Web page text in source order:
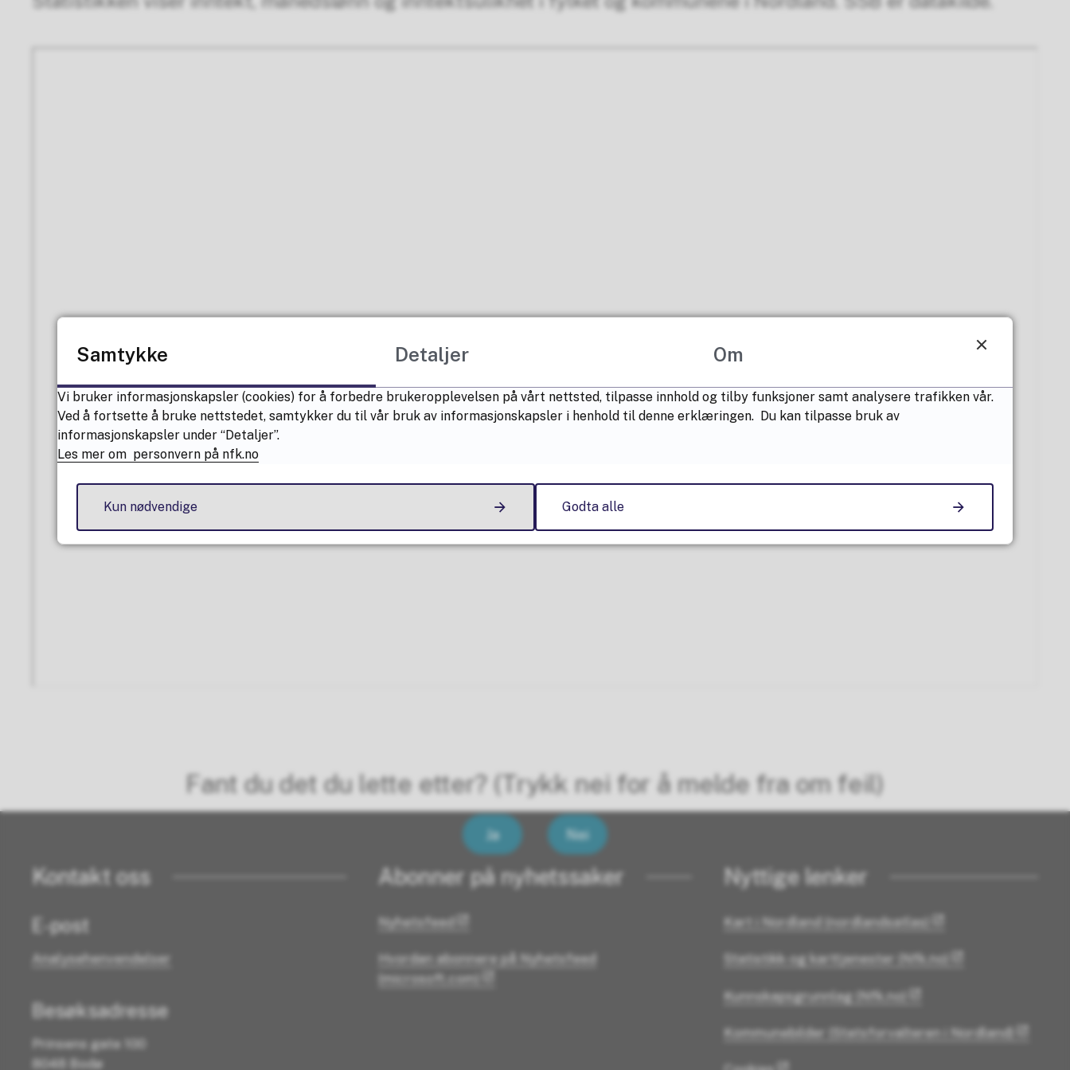
Fant du det du lette etter? (Trykk nei for å melde fra om feil)
Ja Nei
Kontakt oss
E-post
Analysehenvendelser
Besøksadresse
Prinsens gate 100
8048 Bodø
Abonner på nyhetssaker
Nyhetsfeed
Hvordan abonnere på Nyhetsfeed
(microsoft.com)
Nyttige lenker
Kart i Nordland (nordlandsatlas)
Statistikk- og karttjenester (Nfk.no)
Kunnskapsgrunnlag (Nfk.no)
Kommunebilder (Statsforvalteren i Nordland)
Samtykke Detaljer Om
Vi bruker informasjonskapsler (cookies) for å forbedre brukeropplevelsen på vårt nettsted, tilpasse innhold og tilby funksjoner samt analysere trafikken vår.
Ved å fortsette å bruke nettstedet, samtykker du til vår bruk av informasjonskapsler i henhold til denne erklæringen. Du kan tilpasse bruk av
informasjonskapsler under “Detaljer”.
Les mer om personvern på nfk.no
Kun nødvendige Godta alle